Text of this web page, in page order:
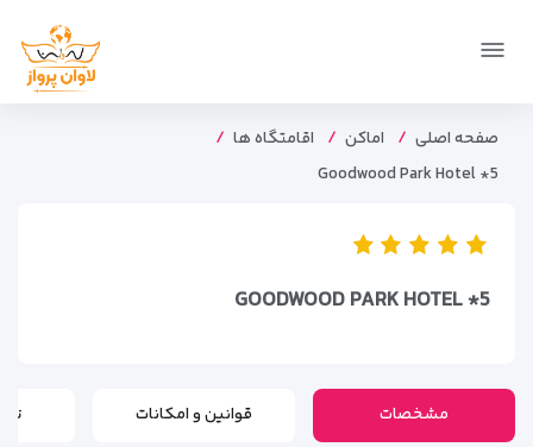
صفحه اصلی اماکن
اقامتگاه ها
Goodwood Park Hotel *5
GOODWOOD PARK HOTEL *5
مشخصات قوانین و امکانات